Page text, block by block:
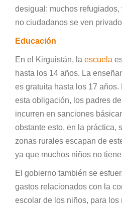
desigual: muchos
no ciudadanos se ven
Educación
En el Kirguistán, la escuela
hasta los 14 años. La
es gratuita hasta los 17
esta obligación, los padres
incurren en sanciones
obstante esto, en la práctica,
zonas rurales escapan de
ya que muchos niños no
El gobierno también se
gastos relacionados con la
escolar de los niños, para los